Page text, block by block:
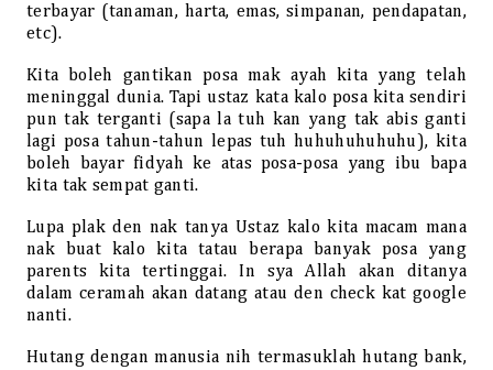
terbayar (tanaman, harta, emas, simpanan, pendapatan,
etc).
Kita boleh gantikan posa mak ayah kita yang telah
meninggal dunia. Tapi ustaz kata kalo posa kita sendiri
pun tak terganti (sapa la tuh kan yang tak abis ganti
lagi posa tahun-tahun lepas tuh huhuhuhuhuhu), kita
boleh bayar fidyah ke atas posa-posa yang ibu bapa
kita tak sempat ganti.
Lupa plak den nak tanya Ustaz kalo kita macam mana
nak buat kalo kita tatau berapa banyak posa yang
parents kita tertinggai. In sya Allah akan ditanya
dalam ceramah akan datang atau den check kat google
nanti.
Hutang dengan manusia nih termasuklah hutang bank,